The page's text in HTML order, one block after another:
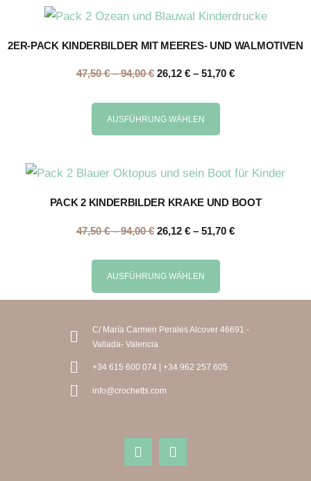
2ER-PACK KINDERBILDER MIT MEERES- UND WALMOTIVEN
47,50€ –94,00€ 26,12 € – 51,70 €
AUSFÜHRUNG WÄHLEN
PACK 2 KINDERBILDER KRAKE UND BOOT
47,50€ –94,00€ 26,12 € – 51,70 €
AUSFÜHRUNG WÄHLEN
C/ María Carmen Perales Alcover 46691 -
Vallada- Valencia
+34 615 600 074 | +34 962 257 605
info@crochetts.com